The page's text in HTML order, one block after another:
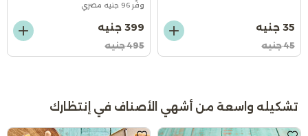
35 جنيه
45 جنيه
وفّر 96 جنيه مصري
399 جنيه
495 جنيه
تشكيله واسعة من أشهي الأصناف في إنتظارك